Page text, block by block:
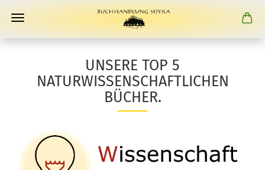
UNSERE TOP 5
NATURWISSENSCHAFTLICHEN
BÜCHER.